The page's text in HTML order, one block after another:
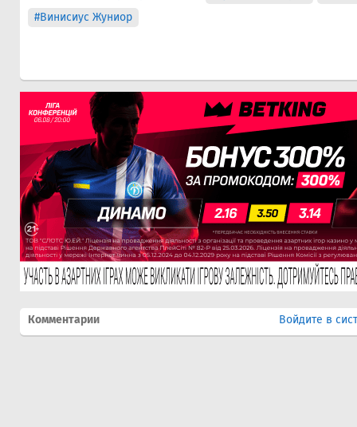
#Винисиус Жуниор
Комментарии Войдите в